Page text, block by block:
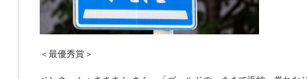
＜最優秀賞＞